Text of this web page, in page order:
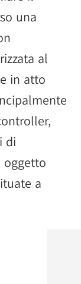
una
al
in atto
di
oggetto
a